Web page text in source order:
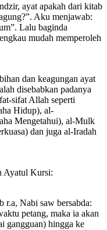
ayat apakah dari kitab
Aku menjawab:
Lalu baginda
mudah memperoleh
dan keagungan ayat
disebabkan padanya
sifat Allah seperti
Hidup), al-
Mengetahui), al-Mulk
dan juga al-Iradah
Ayatul Kursi:
r.a, Nabi saw bersabda:
petang, maka ia akan
gangguan) hingga ke